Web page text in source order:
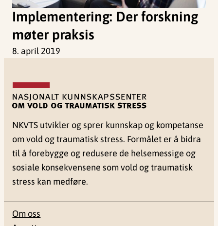
Implementering: Der forskning
møter praksis
8. april 2019
NKVTS utvikler og sprer kunnskap og kompetanse
om vold og traumatisk stress. Formålet er å bidra
til å forebygge og redusere de helsemessige og
sosiale konsekvensene som vold og traumatisk
stress kan medføre.
Om oss